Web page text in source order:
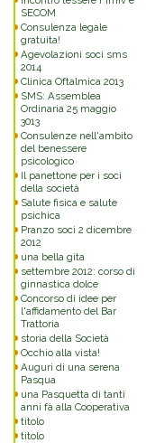
SECOM
Consulenza legale
gratuita!
Agevolazioni soci sms
2014
Clinica Oftalmica 2013
SMS: Assemblea
Ordinaria 25 maggio
3013
Consulenze nell'ambito
del benessere
psicologico
Il panettone per i soci
della società
Salute fisica e salute
psichica
Pranzo soci 2 dicembre
2012
una bella gita
settembre 2012: corso di
ginnastica dolce
Concorso di idee per
l'affidamento del Bar
Trattoria
storia della Società
Occhio alla vista!
Auguri di una serena
Pasqua
una Pasquetta di tanti
anni fà alla Cooperativa
titolo
titolo